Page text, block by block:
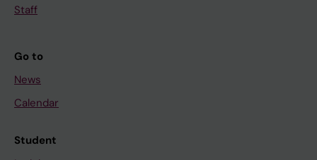
Staff
Go to
News
Calendar
Student